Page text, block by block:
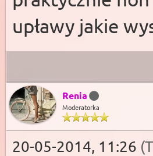
upławy jakie
Renia
Moderatorka
20-05-2014, 11:26